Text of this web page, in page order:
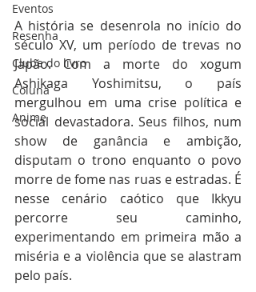
Eventos
Resenha
Clube do livro
Coluna
Anime
A história se desenrola no início do
século XV, um período de trevas no
Japão. Com a morte do xogum
Ashikaga Yoshimitsu, o país
mergulhou em uma crise política e
social devastadora. Seus filhos, num
show de ganância e ambição,
disputam o trono enquanto o povo
morre de fome nas ruas e estradas. É
nesse cenário caótico que Ikkyu
percorre seu caminho,
experimentando em primeira mão a
miséria e a violência que se alastram
pelo país.